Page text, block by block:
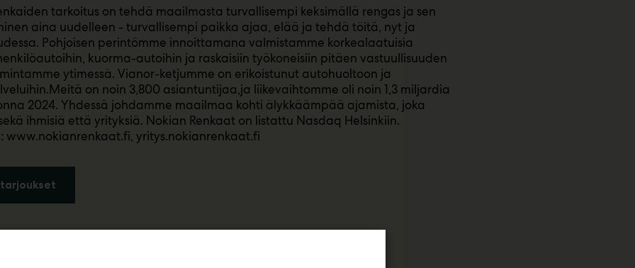
tarkoitus on tehdä maailmasta turvallisempi keksimällä rengas ja sen
aina uudelleen - turvallisempi paikka ajaa, elää ja tehdä töitä, nyt ja
Pohjoisen perintömme innoittamana valmistamme korkealaatuisia
kuorma-autoihin ja raskaisiin työkoneisiin pitäen vastuullisuuden
ytimessä. Vianor-ketjumme on erikoistunut autohuoltoon ja
on noin 3,800 asiantuntijaa,ja liikevaihtomme oli noin 1,3 miljardia
2024. Yhdessä johdamme maailmaa kohti älykkäämpää ajamista, joka
ihmisiä että yrityksiä. Nokian Renkaat on listattu Nasdaq Helsinkiin.
www.nokianrenkaat.fi, yritys.nokianrenkaat.fi